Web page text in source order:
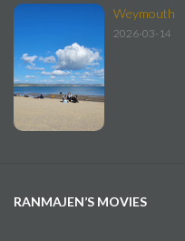
Weymouth
2026-03-14
RANMAJEN’S MOVIES